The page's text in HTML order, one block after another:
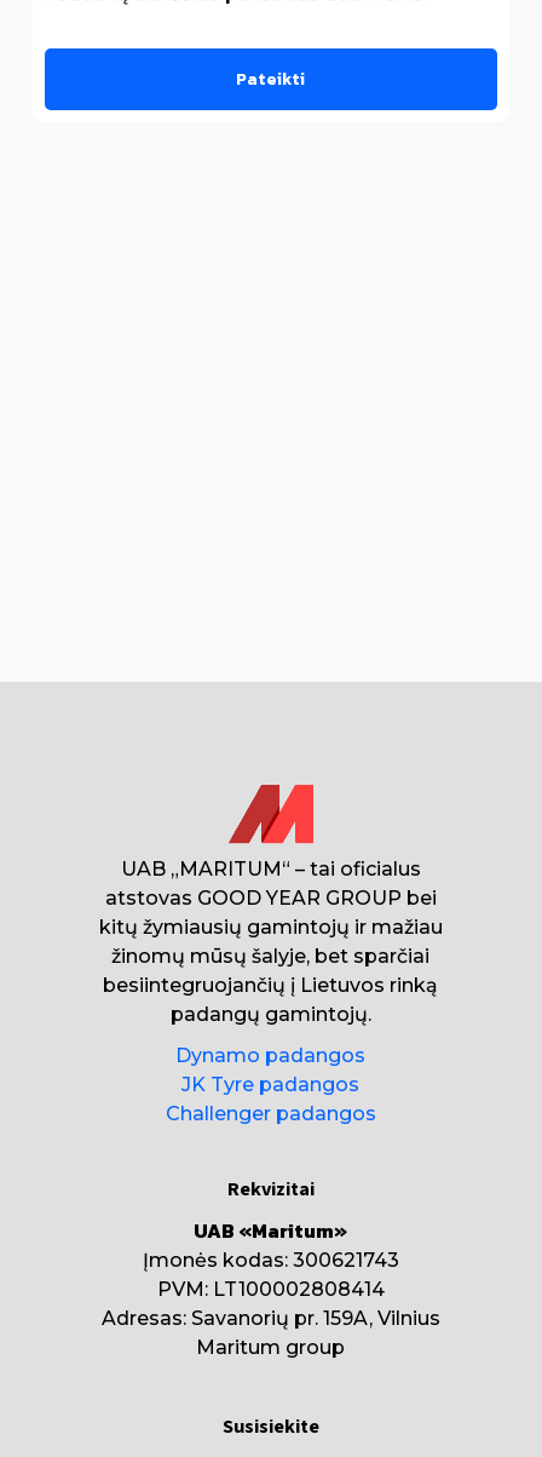
UAB „MARITUM“ – tai oficialus
atstovas GOOD YEAR GROUP bei
kitų žymiausių gamintojų ir mažiau
žinomų mūsų šalyje, bet sparčiai
besiintegruojančių į Lietuvos rinką
padangų gamintojų.
Dynamo padangos
JK Tyre padangos
Challenger padangos
Rekvizitai
UAB «Maritum»
Įmonės kodas: 300621743
PVM: LT100002808414
Adresas: Savanorių pr. 159A, Vilnius
Maritum group
Susisiekite